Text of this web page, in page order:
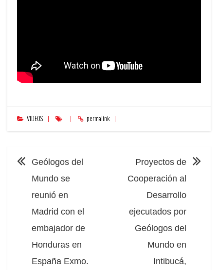
VIDEOS permalink
NAVEGACIÓN
Geólogos del
Mundo se
reunió en
Madrid con el
embajador de
Honduras en
España Exmo.
Proyectos de
Cooperación al
Desarrollo
ejecutados por
Geólogos del
Mundo en
Intibucá,